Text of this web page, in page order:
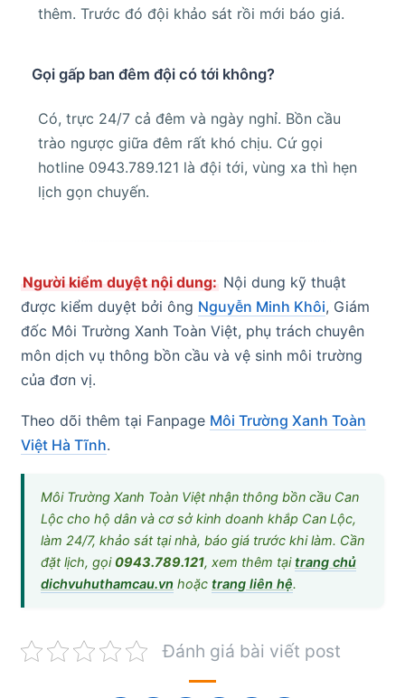
thêm. Trước đó đội khảo sát rồi mới báo giá.
Gọi gấp ban đêm đội có tới không?
Có, trực 24/7 cả đêm và ngày nghỉ. Bồn cầu
trào ngược giữa đêm rất khó chịu. Cứ gọi
hotline 0943.789.121 là đội tới, vùng xa thì hẹn
lịch gọn chuyến.
Người kiểm duyệt nội dung: Nội dung kỹ thuật
được kiểm duyệt bởi ông Nguyễn Minh Khôi, Giám
đốc Môi Trường Xanh Toàn Việt, phụ trách chuyên
môn dịch vụ thông bồn cầu và vệ sinh môi trường
của đơn vị.
Theo dõi thêm tại Fanpage Môi Trường Xanh Toàn
Việt Hà Tĩnh.
Môi Trường Xanh Toàn Việt nhận thông bồn cầu Can
Lộc cho hộ dân và cơ sở kinh doanh khắp Can Lộc,
làm 24/7, khảo sát tại nhà, báo giá trước khi làm. Cần
đặt lịch, gọi0943.789.121, xem thêm tại trang chủ
dichvuhuthamcau.vn hoặc trang liên hệ.
Đánh giá bài viết post